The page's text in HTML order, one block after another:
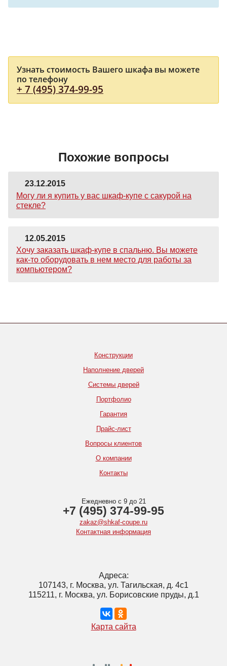
Узнать стоимость Вашего шкафа вы можете
по телефону
+ 7 (495) 374-99-95
Похожие вопросы
23.12.2015
Могу ли я купить у вас шкаф-купе с сакурой на
стекле?
12.05.2015
Хочу заказать шкаф-купе в спальню. Вы можете
как-то оборудовать в нем место для работы за
компьютером?
Конструкции
Наполнение дверей
Системы дверей
Портфолио
Гарантия
Прайс-лист
Вопросы клиентов
О компании
Контакты
Ежедневно с 9 до 21
+7 (495) 374-99-95
zakaz@shkaf-coupe.ru
Контактная информация
Адреса:
107143, г. Москва, ул. Тагильская, д. 4с1
115211, г. Москва, ул. Борисовские пруды, д.1
Карта сайта